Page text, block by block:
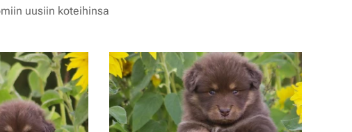
uusiin koteihinsa 😭❤️